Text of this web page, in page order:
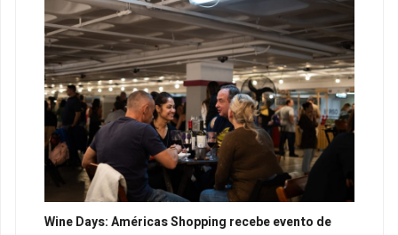
Wine Days: Américas Shopping recebe evento de